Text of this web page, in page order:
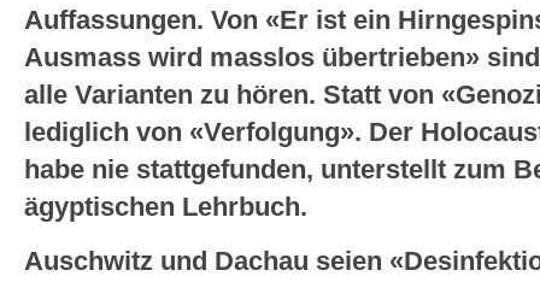
Auffassungen. Von «Er ist ein
Ausmass wird masslos übertrieben»
alle Varianten zu hören. Statt von
lediglich von «Verfolgung». Der
habe nie stattgefunden, unterstellt zum
ägyptischen Lehrbuch.
Auschwitz und Dachau seien